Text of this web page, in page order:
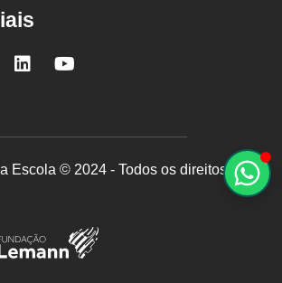
Nova Nova
LinkedInYouTube
Escola © 2024 - Todos os direitos